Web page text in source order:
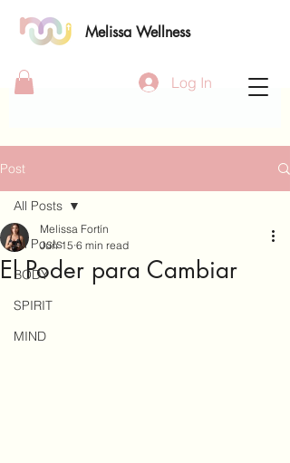
Melissa Wellness
Log In
Post
All Posts
BODY
SPIRIT
MIND
All Posts
El Poder para Cambiar
Melissa Fortín
Jun 15 6 min read